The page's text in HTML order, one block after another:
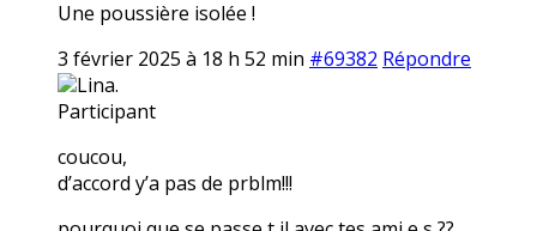
Une poussière isolée !
3 février 2025 à 18 h 52 min #69382 Répondre
Lina.
Participant
coucou,
d’accord y’a pas de prblm!!!